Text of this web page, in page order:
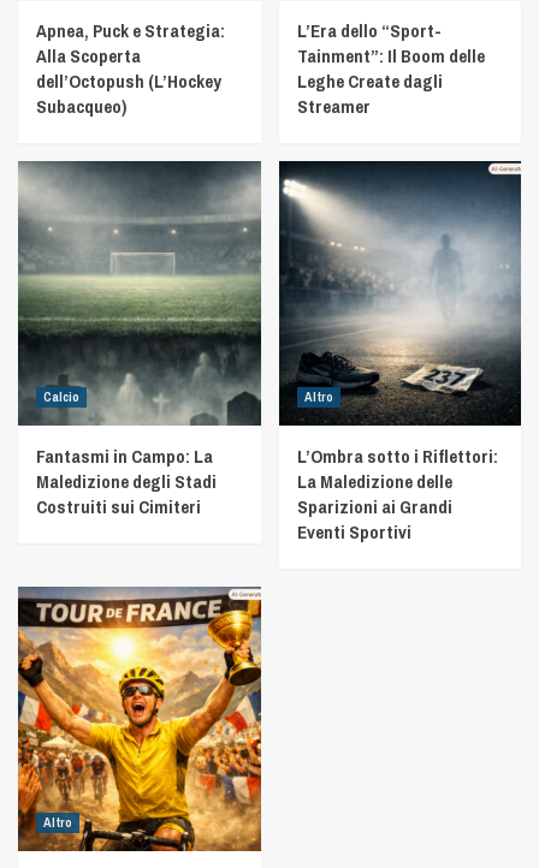
Apnea, Puck e Strategia:
Alla Scoperta
dell’Octopush (L’Hockey
Subacqueo)
L’Era dello “Sport-
Tainment”: Il Boom delle
Leghe Create dagli
Streamer
Calcio
Fantasmi in Campo: La
Maledizione degli Stadi
Costruiti sui Cimiteri
Altro
L’Ombra sotto i Riflettori:
La Maledizione delle
Sparizioni ai Grandi
Eventi Sportivi
Altro